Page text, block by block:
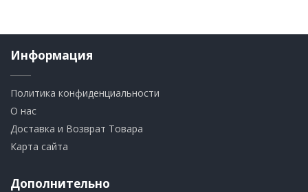
Информация
Политика конфиденциальности
О нас
Доставка и Возврат Товара
Карта сайта
Дополнительно